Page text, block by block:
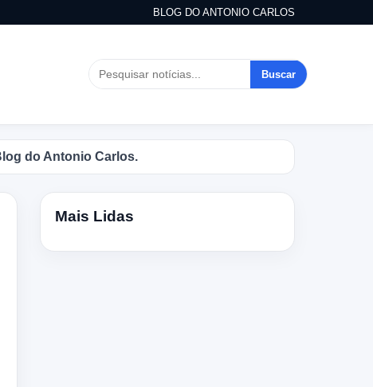
BLOG DO ANTONIO CARLOS
Buscar
Antonio Carlos.
Mais Lidas